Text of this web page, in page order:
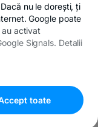
drepturile
nu le dorești, ți
Google poate
activat
Signals. Detalii
toate